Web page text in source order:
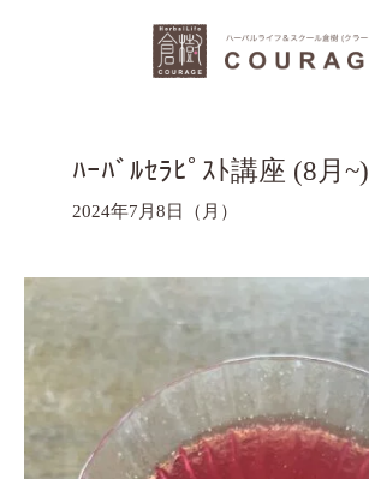
ﾊｰﾊﾞﾙｾﾗﾋﾟｽﾄ講座 (8月~)
2024年7月8日（月）